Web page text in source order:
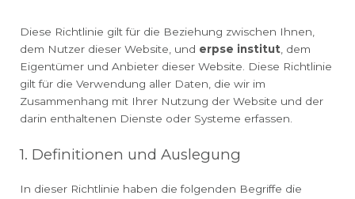
Diese Richtlinie gilt für die Beziehung zwischen Ihnen,
dem Nutzer dieser Website, und erpse institut , dem
Eigentümer und Anbieter dieser Website. Diese Richtlinie
gilt für die Verwendung aller Daten, die wir im
Zusammenhang mit Ihrer Nutzung der Website und der
darin enthaltenen Dienste oder Systeme erfassen.
1. Definitionen und Auslegung
In dieser Richtlinie haben die folgenden Begriffe die